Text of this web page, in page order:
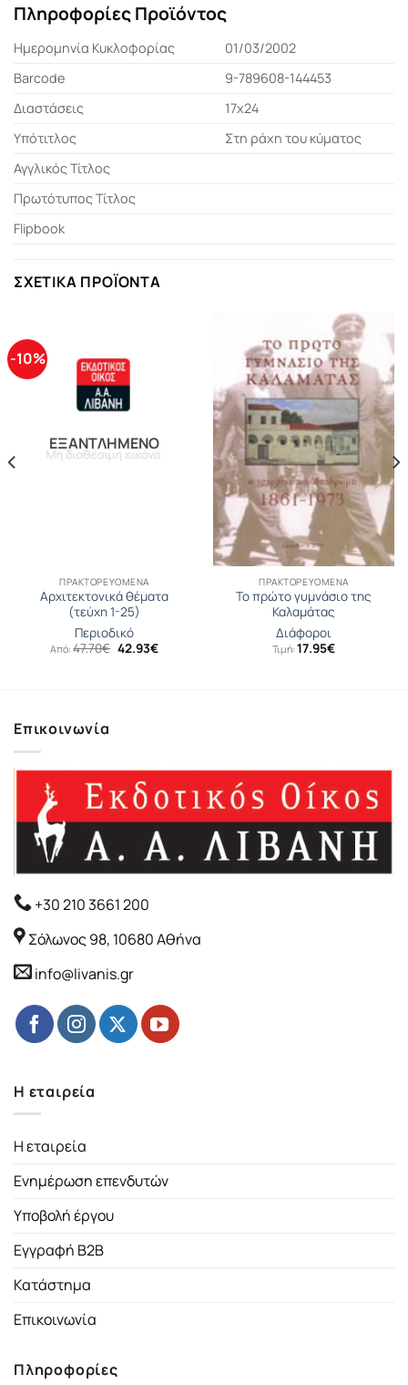
Πληροφορίες Προϊόντος
Ημερομηνία Κυκλοφορίας
01/03/2002
Barcode
9-789608-144453
Διαστάσεις
17x24
Υπότιτλος
Στη ράχη του κύματος
Αγγλικός Τίτλος
Πρωτότυπος Τίτλος
Flipbook
ΣΧΕΤΙΚΆ ΠΡΟΪΌΝΤΑ
-10%
ΕΞΑΝΤΛΗΜΈΝΟ
ΠΡΑΚΤΟΡΕΥΟΜΕΝΑ
Αρχιτεκτονικά θέματα
(τεύχη 1-25)
Περιοδικό
Από:47.70€ Original
price
42.93€Η
ΠΡΑΚΤΟΡΕΥΟΜΕΝΑ
Το πρώτο γυμνάσιο της
Καλαμάτας
Διάφοροι
Τιμή: 17.95€
Επικοινωνία
+30 210 3661 200
Σόλωνος 98, 10680 Αθήνα
info@livanis.gr
Η εταιρεία
Η εταιρεία
Ενημέρωση επενδυτών
Υποβολή έργου
Εγγραφή B2B
Κατάστημα
Επικοινωνία
Πληροφορίες